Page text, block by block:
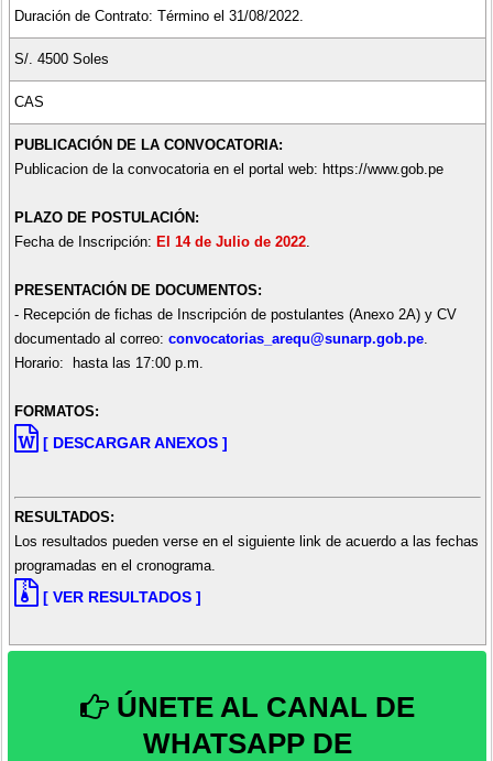
Duración de Contrato: Término el 31/08/2022.
S/. 4500 Soles
CAS
PUBLICACIÓN DE LA CONVOCATORIA:
Publicacion de la convocatoria en el portal web: https://www.gob.pe
PLAZO DE POSTULACIÓN:
Fecha de Inscripción: El 14 de Julio de 2022.
PRESENTACIÓN DE DOCUMENTOS:
- Recepción de fichas de Inscripción de postulantes (Anexo 2A) y CV
documentado al correo: convocatorias_arequ@sunarp.gob.pe.
Horario: hasta las 17:00 p.m.
FORMATOS:
[ DESCARGAR ANEXOS ]
RESULTADOS:
Los resultados pueden verse en el siguiente link de acuerdo a las fechas
programadas en el cronograma.
[ VER RESULTADOS ]
ÚNETE AL CANAL DE
WHATSAPP DE